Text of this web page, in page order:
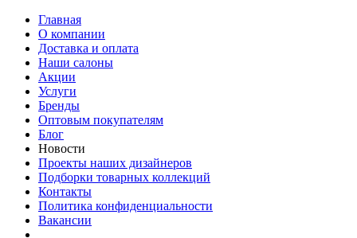
Главная
О компании
Доставка и оплата
Наши cалоны
Акции
Услуги
Бренды
Оптовым покупателям
Блог
Новости
Проекты наших дизайнеров
Подборки товарных коллекций
Контакты
Политика конфиденциальности
Вакансии